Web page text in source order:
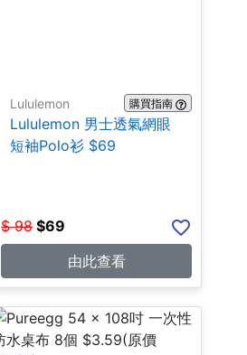
Lululemon 購買指南
Lululemon 男士透氣網眼
短袖Polo衫 $69
$ 98 $69
由此查看